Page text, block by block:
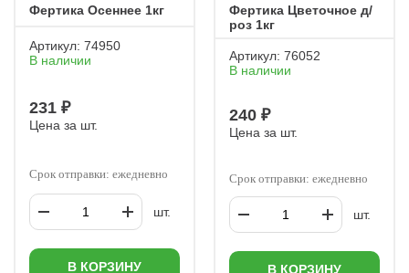
Фертика Осеннее 1кг
Артикул: 74950
В наличии
231 ₽
Цена за шт.
Срок отправки: ежедневно
шт.
В КОРЗИНУ
Фертика Цветочное д/
роз 1кг
Артикул: 76052
В наличии
240 ₽
Цена за шт.
Срок отправки: ежедневно
шт.
В КОРЗИНУ